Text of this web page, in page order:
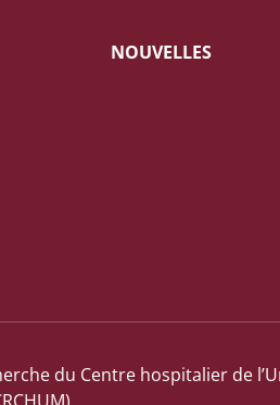
NOUVELLES
du Centre hospitalier de